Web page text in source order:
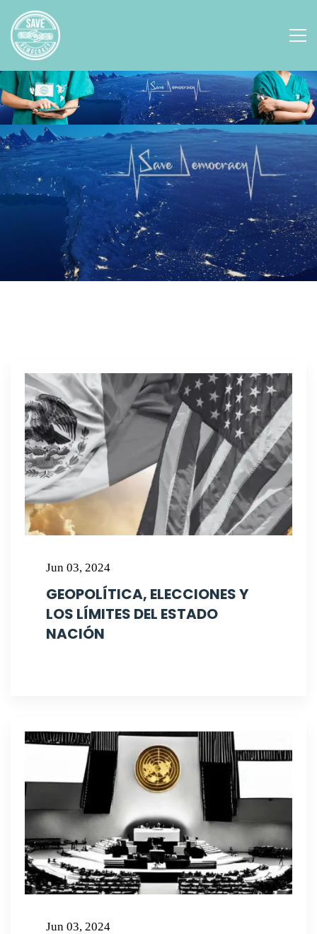
Jun 03, 2024
GEOPOLÍTICA, ELECCIONES Y
LOS LÍMITES DEL ESTADO
NACIÓN
Jun 03, 2024